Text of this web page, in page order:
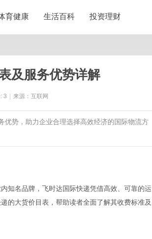
育健康 生活百科 投资理财
及服务优势详解
3 来源：互联网
优势，助力企业合理选择高效经济的国际物流方
知名品牌，飞时达国际快递凭借高效、可靠的运
的大货价目表，帮助读者全面了解其收费标准及